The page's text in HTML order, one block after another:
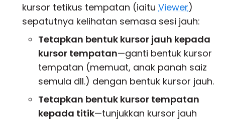
kursor tetikus tempatan (iaitu Viewer)
sepatutnya kelihatan semasa sesi jauh:
Tetapkan bentuk kursor jauh kepada
kursor tempatan—ganti bentuk kursor
tempatan (memuat, anak panah saiz
semula dll.) dengan bentuk kursor jauh.
Tetapkan bentuk kursor tempatan
kepada titik—tunjukkan kursor jauh